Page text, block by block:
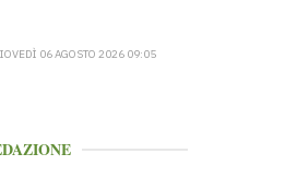
06 AGOSTO 2026 09:05